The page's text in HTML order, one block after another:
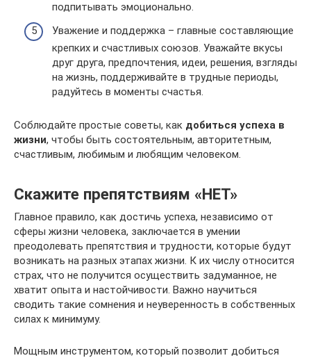
подпитывать эмоционально.
Уважение и поддержка – главные составляющие
крепких и счастливых союзов. Уважайте вкусы
друг друга, предпочтения, идеи, решения, взгляды
на жизнь, поддерживайте в трудные периоды,
радуйтесь в моменты счастья.
Соблюдайте простые советы, как добиться успеха в
жизни, чтобы быть состоятельным, авторитетным,
счастливым, любимым и любящим человеком.
Скажите препятствиям «НЕТ»
Главное правило, как достичь успеха, независимо от
сферы жизни человека, заключается в умении
преодолевать препятствия и трудности, которые будут
возникать на разных этапах жизни. К их числу относится
страх, что не получится осуществить задуманное, не
хватит опыта и настойчивости. Важно научиться
сводить такие сомнения и неуверенность в собственных
силах к минимуму.
Мощным инструментом, который позволит добиться